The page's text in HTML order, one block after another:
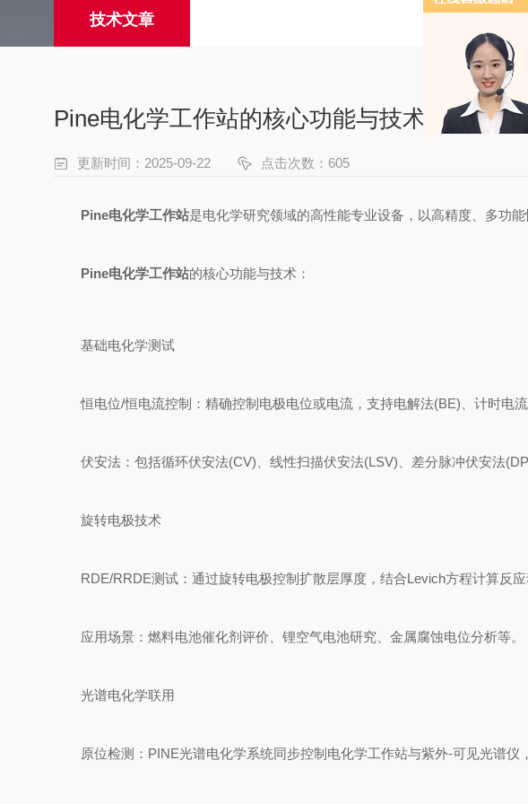
技术文章
Pine电化学工作站的核心功能与技术
更新时间：2025-09-22 点击次数：605
Pine电化学工作站是电化学研究领域的高性能专业设备，以高精度、多功
Pine电化学工作站的核心功能与技术：
基础电化学测试
恒电位/恒电流控制：精确控制电极电位或电流，支持电解法(BE)、计时电流
伏安法：包括循环伏安法(CV)、线性扫描伏安法(LSV)、差分脉冲伏安法
旋转电极技术
RDE/RRDE测试：通过旋转电极控制扩散层厚度，结合Levich方程计算反应
应用场景：燃料电池催化剂评价、锂空气电池研究、金属腐蚀电位分析等。
光谱电化学联用
原位检测：PINE光谱电化学系统同步控制电化学工作站与紫外-可见光谱仪